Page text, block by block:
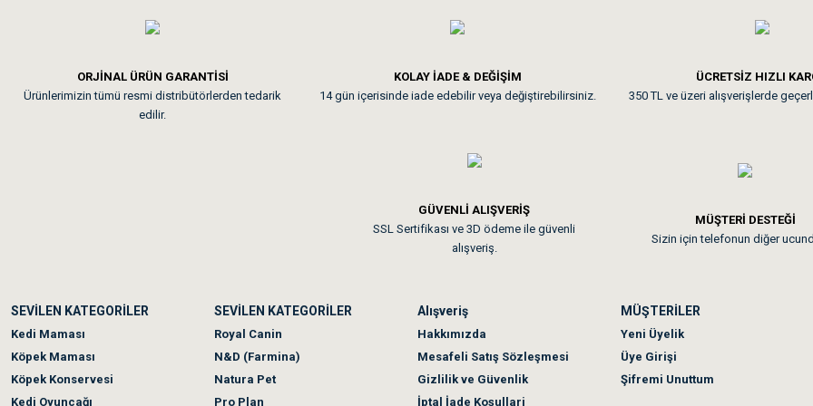
Kedilerim beğeniyorlar. Memnunuz. Uygun fiyatta olması iyi.
Akşam verdiğim sipariş bir sonraki gün elime ulaştı. Jack russell köpeğim severek yedi. Tüy
ORJİNAL ÜRÜN GARANTİSİ
Ürünlerimizin tümü resmi distribütörlerden tedarik
edilir.
KOLAY İADE & DEĞİŞİM
14 gün içerisinde iade edebilir veya değiştirebilirsiniz.
ÜCRETSİZ HIZLI
350 TL ve üzeri alışverişlerde
GÜVENLİ ALIŞVERİŞ
SSL Sertifikası ve 3D ödeme ile güvenli
alışveriş.
MÜŞTERİ DESTEĞİ
Sizin için telefonun diğer
SEVİLEN KATEGORİLER
Kedi Maması
Köpek Maması
Köpek Konservesi
Kedi Oyuncağı
SEVİLEN KATEGORİLER
Royal Canin
N&D (Farmina)
Natura Pet
Pro Plan
Alışveriş
Hakkımızda
Mesafeli Satış Sözleşmesi
Gizlilik ve Güvenlik
İptal İade Koşullari
MÜŞTERİLER
Yeni Üyelik
Üye Girişi
Şifremi Unuttum